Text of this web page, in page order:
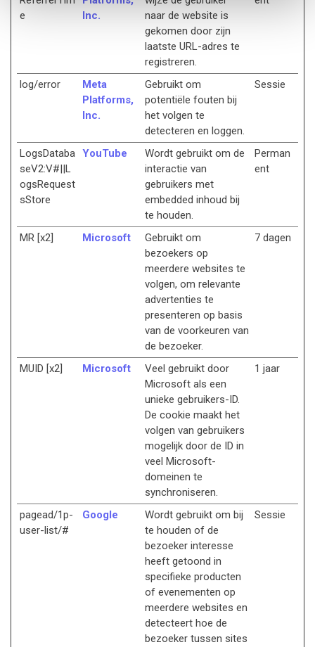
e
Inc.
naar de website is
gekomen door zijn
laatste URL-adres te
registreren.
log/error
Meta
Platforms,
Inc.
Gebruikt om
potentiële fouten bij
het volgen te
detecteren en loggen.
Sessie
LogsDataba
seV2:V#||L
ogsRequest
sStore
YouTube
Wordt gebruikt om de
interactie van
gebruikers met
embedded inhoud bij
te houden.
Perman
ent
MR [x2] Microsoft
Gebruikt om
bezoekers op
meerdere websites te
volgen, om relevante
advertenties te
presenteren op basis
van de voorkeuren van
de bezoeker.
7 dagen
MUID [x2] Microsoft
Veel gebruikt door
Microsoft als een
unieke gebruikers-ID.
De cookie maakt het
volgen van gebruikers
mogelijk door de ID in
veel Microsoft-
domeinen te
synchroniseren.
1 jaar
pagead/1p-
user-list/#
Google
Wordt gebruikt om bij
te houden of de
bezoeker interesse
heeft getoond in
specifieke producten
of evenementen op
meerdere websites en
detecteert hoe de
bezoeker tussen sites
Sessie